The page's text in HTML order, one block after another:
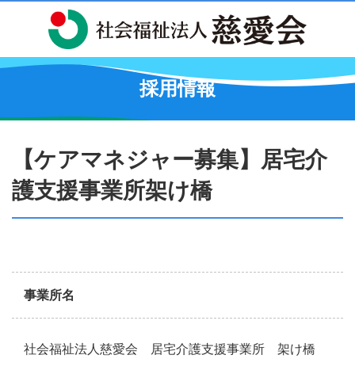
採用情報
【ケアマネジャー募集】居宅介
護支援事業所架け橋
事業所名
社会福祉法人慈愛会 居宅介護支援事業所 架け橋